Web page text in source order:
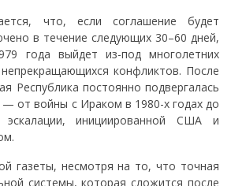
что, если соглашение будет
в течение следующих 30–60 дней,
года выйдет из-под многолетних
конфликтов. После
Республика постоянно подвергалась
от войны с Ираком в 1980-х годах до
эскалации, инициированной США и
газеты, несмотря на то, что точная
системы, которая сложится после